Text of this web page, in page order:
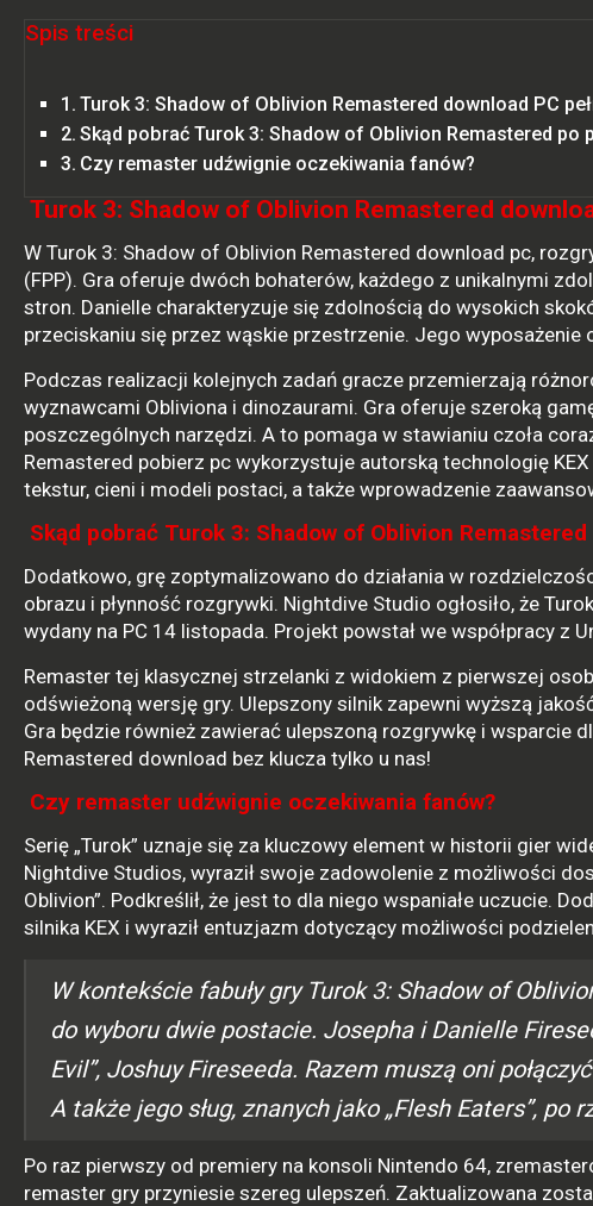
Spis treści
Turok 3: Shadow of Oblivion Remastered download PC
Skąd pobrać Turok 3: Shadow of Oblivion Remastered po
Czy remaster udźwignie oczekiwania fanów?
Turok 3: Shadow of Oblivion Remastered
W Turok 3: Shadow of Oblivion Remastered download pc,
(FPP). Gra oferuje dwóch bohaterów, każdego z unikalnymi
stron. Danielle charakteryzuje się zdolnością do wysokich
przeciskaniu się przez wąskie przestrzenie. Jego
Podczas realizacji kolejnych zadań gracze przemierzają
wyznawcami Obliviona i dinozaurami. Gra oferuje szeroką
poszczególnych narzędzi. A to pomaga w stawianiu czoła
Remastered pobierz pc wykorzystuje autorską technologię
tekstur, cieni i modeli postaci, a także wprowadzenie
Skąd pobrać Turok 3: Shadow of Oblivion
Dodatkowo, grę zoptymalizowano do działania w
obrazu i płynność rozgrywki. Nightdive Studio ogłosiło, że
wydany na PC 14 listopada. Projekt powstał we współpracy z
Remaster tej klasycznej strzelanki z widokiem z pierwszej
odświeżoną wersję gry. Ulepszony silnik zapewni wyższą
Gra będzie również zawierać ulepszoną rozgrywkę i wsparcie
Remastered download bez klucza tylko u nas!
Czy remaster udźwignie oczekiwania fanów?
Serię „Turok” uznaje się za kluczowy element w historii gier
Nightdive Studios, wyraził swoje zadowolenie z możliwości
Oblivion”. Podkreślił, że jest to dla niego wspaniałe uczucie.
silnika KEX i wyraził entuzjazm dotyczący możliwości
W kontekście fabuły gry Turok 3: Shadow of
do wyboru dwie postacie. Josepha i Danielle
Evil”, Joshuy Fireseeda. Razem muszą oni
A także jego sług, znanych jako „Flesh Eaters”,
Po raz pierwszy od premiery na konsoli Nintendo 64,
remaster gry przyniesie szereg ulepszeń. Zaktualizowana